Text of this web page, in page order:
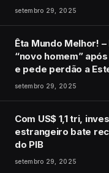
setembro 29, 2025
Êta Mundo Melhor!
“novo homem”
e pede perdão a
coração”
setembro 29, 2025
Com US$ 1,1 tri,
estrangeiro bate
do PIB
setembro 29, 2025